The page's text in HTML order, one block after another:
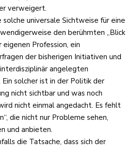
verweigert.
universale Sichtweise für eine
den berühmten „Blick
Profession, ein
der bisherigen Initiativen und
angelegten
solcher ist in der Politik der
nicht sichtbar und was noch
nicht einmal angedacht. Es fehlt
die nicht nur Probleme sehen,
und anbieten.
die Tatsache, dass sich der